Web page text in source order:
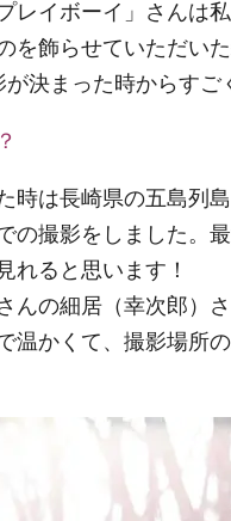
イボーイ」さんは
を飾らせていただい
決まった時からすご
時は長崎県の五島列
の撮影をしました。
れると思います！
んの細居（幸次郎）
温かくて、撮影場所